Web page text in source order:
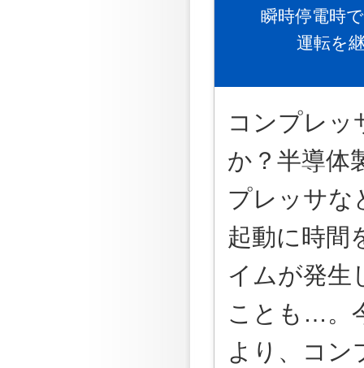
瞬時停電時
運転を
コンプレッ
か？半導体
プレッサな
起動に時間
イムが発生
ことも…。
より、コン